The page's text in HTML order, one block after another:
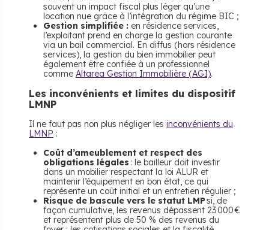
souvent un impact fiscal plus léger qu’une
location nue grâce à l’intégration du régime BIC ;
Gestion simplifiée : en résidence services,
l’exploitant prend en charge la gestion courante
via un bail commercial. En diffus (hors résidence
services), la gestion du bien immobilier peut
également être confiée à un professionnel
comme Altarea Gestion Immobilière (AGI).
​Les inconvénients et limites du dispositif
LMNP
Il ne faut pas non plus négliger les inconvénients du
LMNP :
Coût d’ameublement et respect des
obligations légales : le bailleur doit investir
dans un mobilier respectant la loi ALUR et
maintenir l’équipement en bon état, ce qui
représente un coût initial et un entretien régulier ;
Risque de bascule vers le statut LMPsi, de
façon cumulative, les revenus dépassent 23 000 €
et représentent plus de 50 % des revenus du